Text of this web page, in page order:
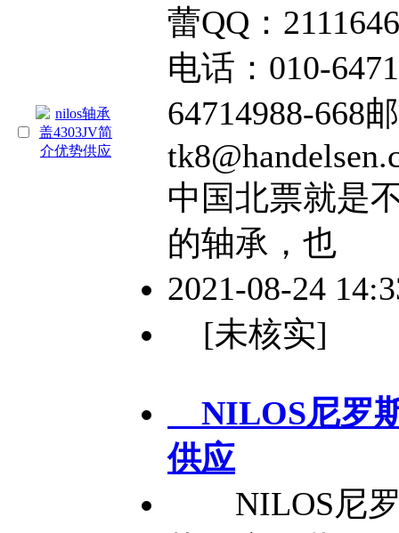
蕾QQ：
电话：010-
64714988-668
中国北票就是
的轴承，也
2021-08-24
[未核实]
NILOS尼罗
供应
NILOS尼罗